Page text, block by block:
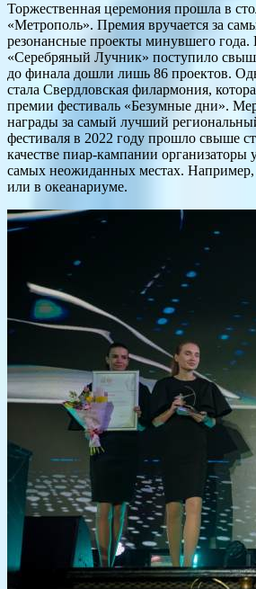
Торжественная церемония прошла в
«Метрополь». Премия вручается за
резонансные проекты минувшего года.
«Серебряный Лучник» поступило
до финала дошли лишь 86 проектов.
стала Свердловская филармония,
премии фестиваль «Безумные дни».
награды за самый лучший
фестиваля в 2022 году прошло свыше
качестве пиар-кампании организаторы
самых неожиданных местах.
или в океанариуме.